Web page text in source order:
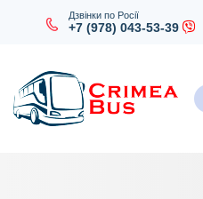
Дзвінки по Росії
+7 (978) 043-53-39